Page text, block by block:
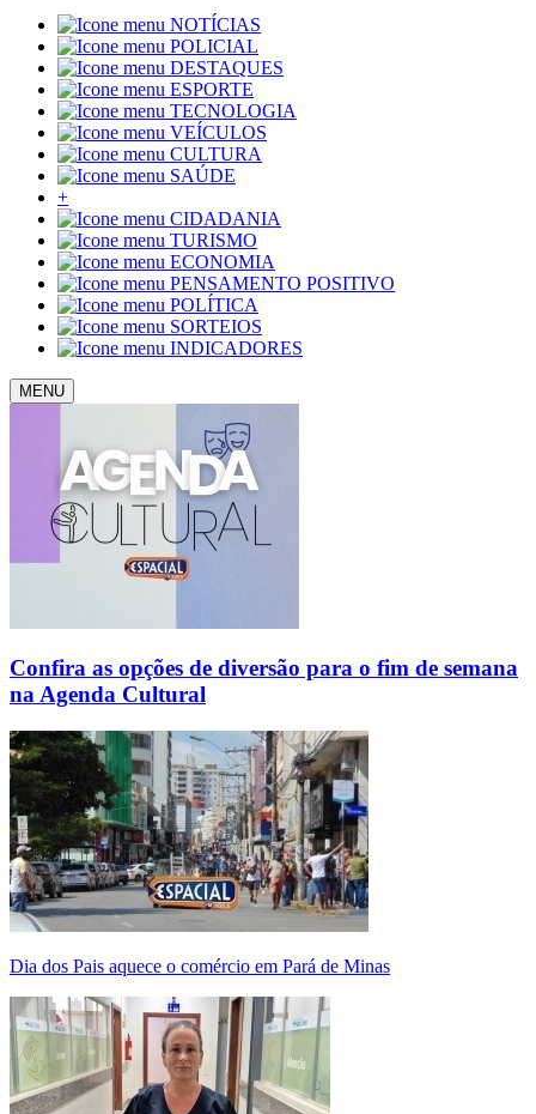
NOTÍCIAS
POLICIAL
DESTAQUES
ESPORTE
TECNOLOGIA
VEÍCULOS
CULTURA
SAÚDE
+
CIDADANIA
TURISMO
ECONOMIA
PENSAMENTO POSITIVO
POLÍTICA
SORTEIOS
INDICADORES
MENU
Confira as opções de diversão para o fim de semana
na Agenda Cultural
Dia dos Pais aquece o comércio em Pará de Minas